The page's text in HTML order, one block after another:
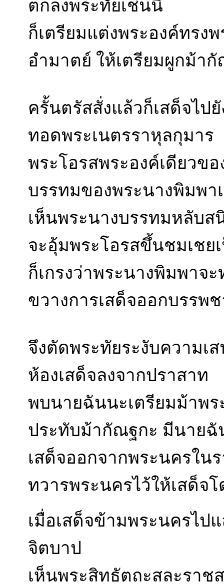
ตกลงพระทัยเช่นนี้
ก็เตรียมแต่งพระองค์ทรง
อำมาตย์ ให้เตรียมผูกม้า
ครั้นตรัสสั่งแล้วก็เสด็จไป
ทอดพระเนตรราหุลกุมาร
พระโอรสพระองค์เดียวข
บรรทมของพระนางพิมพา
เห็นพระนางบรรทมหลับส
จะอุ้มพระโอรสขึ้นชมเชย
ก็เกรงว่าพระนางพิมพาจ
ขวางการเสด็จออกบรรพ
จึงตัดพระทัยระงับความเ
ห้องเสด็จลงจากปราสาท
พบนายฉันนะเตรียมม้าพ
ประทับม้ากัณฐกะ มีนายฉั
เสด็จออกจากพระนครใน
ทวารพระนครไว้ให้เสด็จ
เมื่อเสด็จข้ามพระนครไ
จิตบาป
เห็นพระสิทธัตถะสละราช